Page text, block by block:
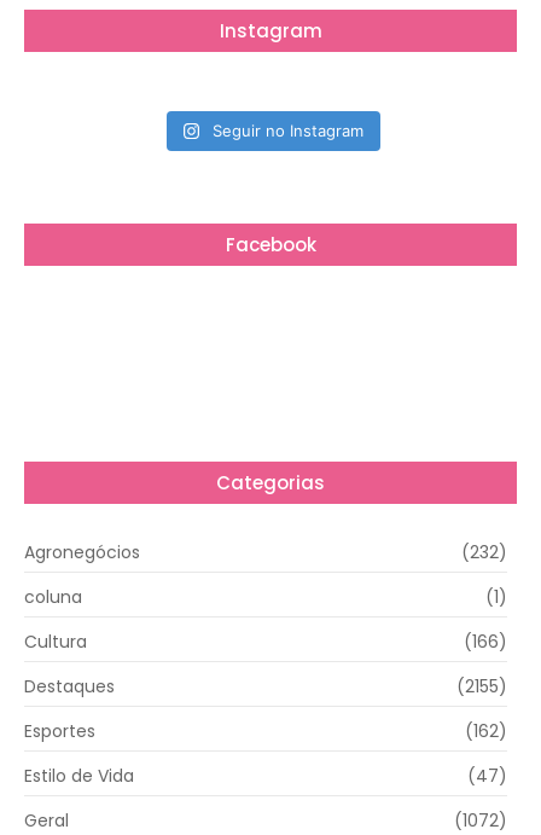
Instagram
Seguir no Instagram
Facebook
Categorias
Agronegócios
(232)
coluna
(1)
Cultura
(166)
Destaques
(2155)
Esportes
(162)
Estilo de Vida
(47)
Geral
(1072)